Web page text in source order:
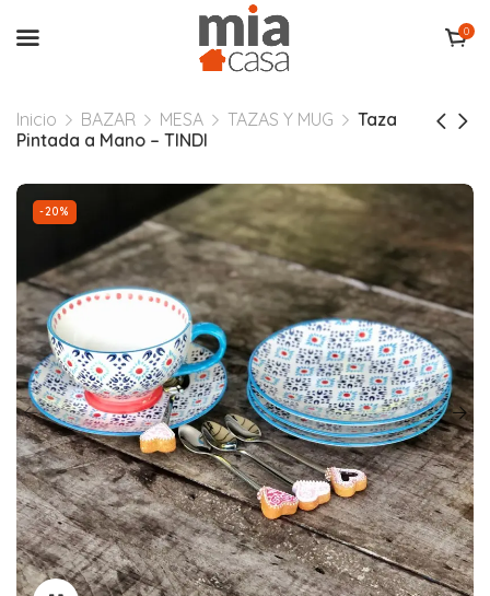
0
Inicio BAZAR MESA TAZAS Y MUG
Taza
Pintada a Mano – TINDI
-20%